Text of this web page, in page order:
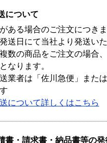
について
ある場合のご注文につき
送日にて当社より発送い
数の商品をご注文の場合
なります。
業者は「佐川急便」また
について詳しくはこちら
書・請求書・納品書等の